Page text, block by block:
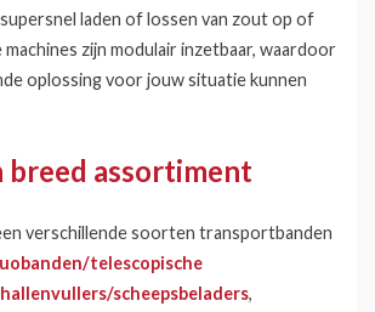
laden of lossen van zout op of
machines zijn modulair inzetbaar, waardoor
oplossing voor jouw situatie kunnen
breed assortiment
verschillende soorten transportbanden
telescopische
hallenvullers/scheepsbeladers,